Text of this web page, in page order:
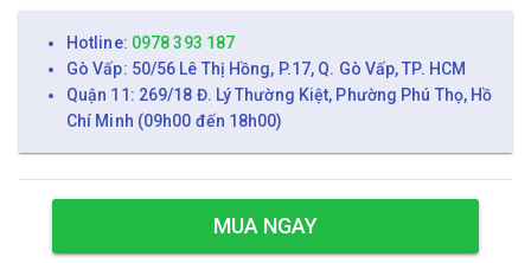
Hotline: 0978 393 187
Gò Vấp: 50/56 Lê Thị Hồng, P.17, Q. Gò Vấp, TP. HCM
Quận 11: 269/18 Đ. Lý Thường Kiệt, Phường Phú Thọ, Hồ
Chí Minh (09h00 đến 18h00)
MUA NGAY